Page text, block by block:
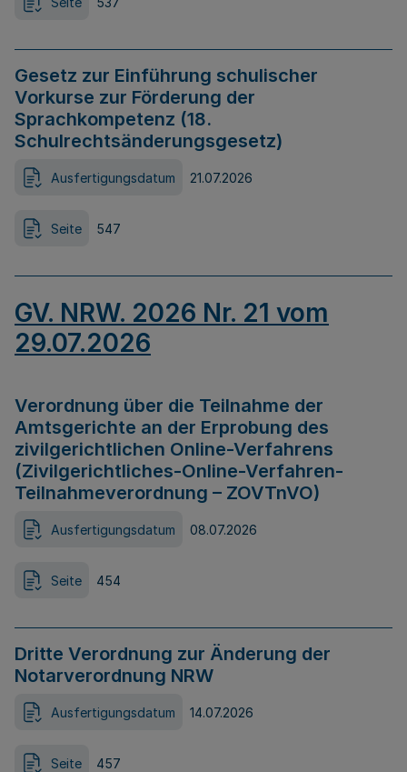
Gesetz zur Einführung schulischer
Vorkurse zur Förderung der
Sprachkompetenz (18.
Schulrechtsänderungsgesetz)
Ausfertigungsdatum 21.07.2026
Seite 547
GV. NRW. 2026 Nr. 21 vom
29.07.2026
Verordnung über die Teilnahme der
Amtsgerichte an der Erprobung des
zivilgerichtlichen Online-Verfahrens
(Zivilgerichtliches-Online-Verfahren-
Teilnahmeverordnung – ZOVTnVO)
Ausfertigungsdatum 08.07.2026
Seite 454
Dritte Verordnung zur Änderung der
Notarverordnung NRW
Ausfertigungsdatum 14.07.2026
Seite 457